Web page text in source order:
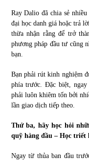
Ray Dalio đã chia sẻ
đại học danh giá hoặc trả
thừa nhận rằng để trở
phương pháp đầu tư cũng
bạn.
Bạn phải rút kinh nghiệm
phía trước. Đặc biệt, ngay
phải luôn khiêm tốn bởi
lần giao dịch tiếp theo.
Thứ ba, hãy học hỏi
quỹ hàng đầu – Học triết
Ngay từ thủa ban đầu